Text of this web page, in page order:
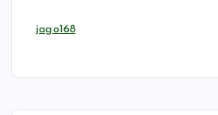
jago168